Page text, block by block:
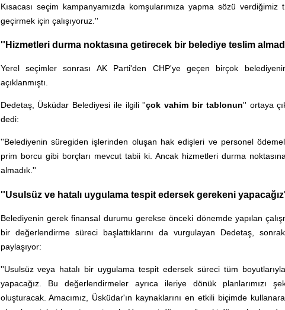
Kısacası seçim kampanyamızda komşularımıza yapma sözü
geçirmek için çalışıyoruz.''
''Hizmetleri durma noktasına getirecek bir belediye teslim
Yerel seçimler sonrası AK Parti'den CHP'ye geçen birçok
açıklanmıştı.
Dedetaş, Üsküdar Belediyesi ile ilgili ''çok vahim bir tablonun'' ortaya
dedi:
''Belediyenin süregiden işlerinden oluşan hak edişleri ve personel
prim borcu gibi borçları mevcut tabii ki. Ancak hizmetleri durma
almadık.''
''Usulsüz ve hatalı uygulama tespit edersek gerekeni
Belediyenin gerek finansal durumu gerekse önceki dönemde yapılan
bir değerlendirme süreci başlattıklarını da vurgulayan Dedetaş,
paylaşıyor:
''Usulsüz veya hatalı bir uygulama tespit edersek süreci tüm
yapacağız. Bu değerlendirmeler ayrıca ileriye dönük planlarımızı
oluşturacak. Amacımız, Üsküdar'ın kaynaklarını en etkili biçimde